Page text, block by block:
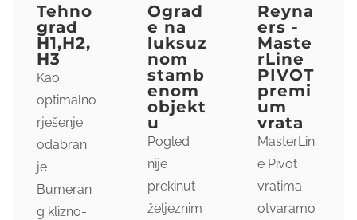
Tehno
grad
H1,H2,
H3
Kao
optimalno
rješenje
odabran
je
Bumeran
g klizno-
Ograd
e na
luksuz
nom
stamb
enom
objekt
u
Pogled
nije
prekinut
željeznim
Reyna
ers -
Maste
rLine
PIVOT
premi
um
vrata
MasterLin
e Pivot
vratima
otvaramo